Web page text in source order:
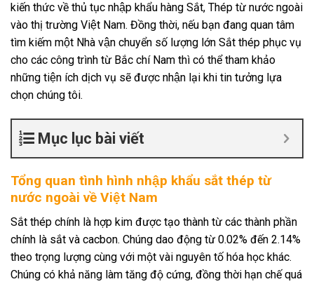
kiến thức về thủ tục nhập khẩu hàng Sắt, Thép từ nước ngoài
vào thị trường Việt Nam. Đồng thời, nếu bạn đang quan tâm
tìm kiếm một Nhà vận chuyển số lượng lớn Sắt thép phục vụ
cho các công trình từ Bắc chí Nam thì có thể tham khảo
những tiện ích dịch vụ sẽ được nhận lại khi tin tưởng lựa
chọn chúng tôi.
Mục lục bài viết
Tổng quan tình hình nhập khẩu sắt thép từ
nước ngoài về Việt Nam
Sắt thép chính là hợp kim được tạo thành từ các thành phần
chính là sắt và cacbon. Chúng dao động từ 0.02% đến 2.14%
theo trọng lượng cùng với một vài nguyên tố hóa học khác.
Chúng có khả năng làm tăng độ cứng, đồng thời hạn chế quá